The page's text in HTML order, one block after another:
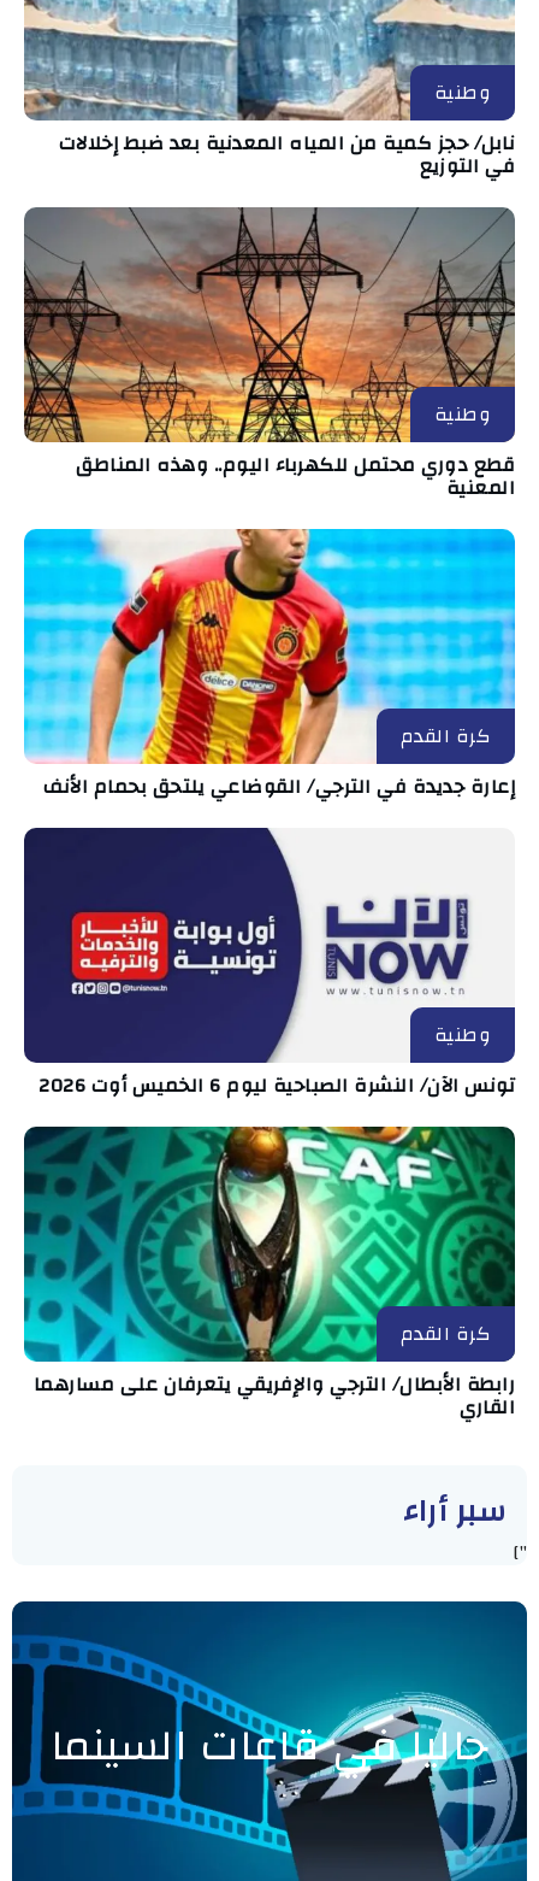
وطنية
نابل/ حجز كمية من المياه المعدنية بعد ضبط إخلالات
في التوزيع
وطنية
قطع دوري محتمل للكهرباء اليوم.. وهذه المناطق
المعنية
كرة القدم
إعارة جديدة في الترجي/ القوضاعي يلتحق بحمام الأنف
وطنية
تونس الآن/ النشرة الصباحية ليوم 6 الخميس أوت 2026
كرة القدم
رابطة الأبطال/ الترجي والإفريقي يتعرفان على مسارهما
القاري
سبر أراء
"]
حاليا في قاعات السينما